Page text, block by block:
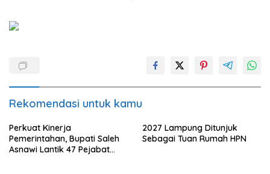
Rekomendasi untuk kamu
Perkuat Kinerja
Pemerintahan, Bupati Saleh
Asnawi Lantik 47 Pejabat
2027 Lampung Ditunjuk
Sebagai Tuan Rumah HPN